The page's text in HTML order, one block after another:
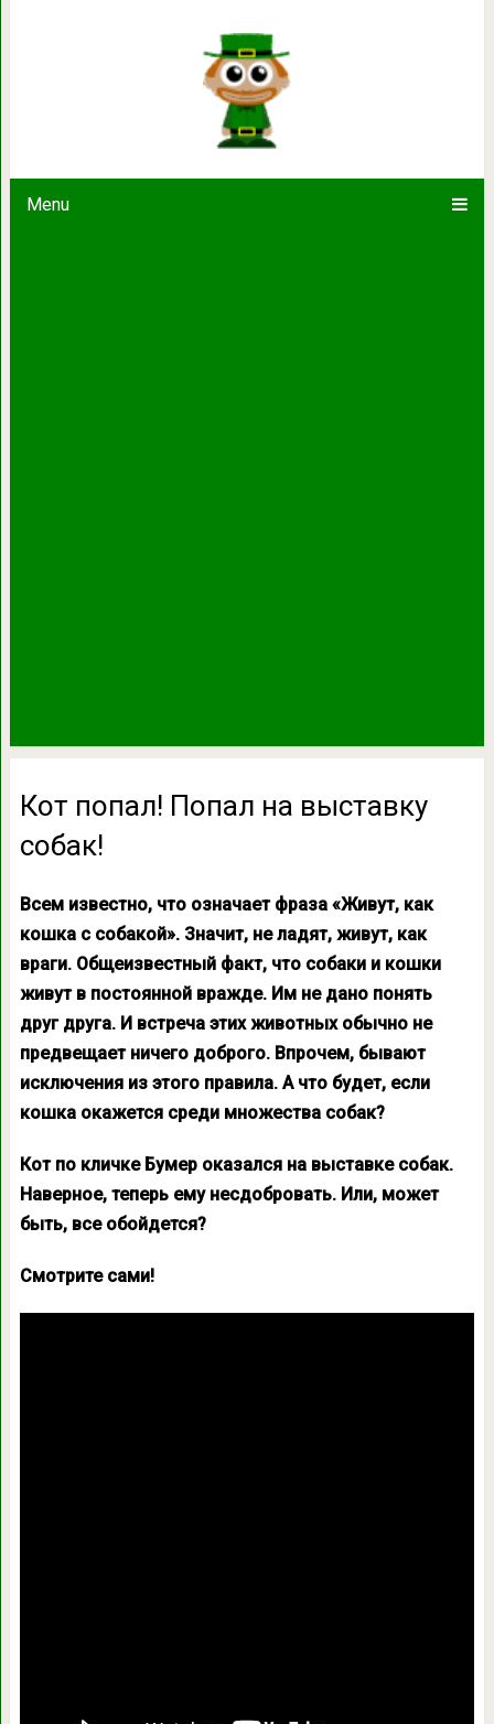
Menu
Кот попал! Попал на
Кот попал! Попал на выставку
собак!
Всем известно, что означает фраза «Живут, как
кошка с собакой». Значит, не ладят, живут, как
враги. Общеизвестный факт, что собаки и кошки
живут в постоянной вражде. Им не дано понять
друг друга. И встреча этих животных обычно не
предвещает ничего доброго. Впрочем, бывают
исключения из этого правила. А что будет, если
кошка окажется среди множества собак?
Кот по кличке Бумер оказался на выставке собак.
Наверное, теперь ему несдобровать. Или, может
быть, все обойдется?
Смотрите сами!